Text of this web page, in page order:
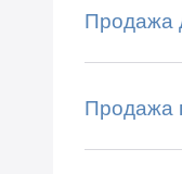
Продажа
Продажа